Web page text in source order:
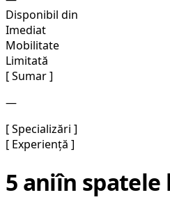
Disponibil din
Imediat
Mobilitate
Limitată
[ Sumar ]
—
[ Specializări ]
[ Experiență ]
5 aniîn spatele